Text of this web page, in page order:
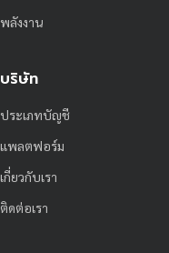
พลังงาน
บริษัท
ประเภทบัญชี
แพลตฟอร์ม
เกี่ยวกับเรา
ติดต่อเรา